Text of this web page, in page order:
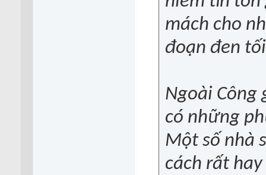
mách cho
đoạn đen
Ngoài Công
có những
Một số nhà
cách rất